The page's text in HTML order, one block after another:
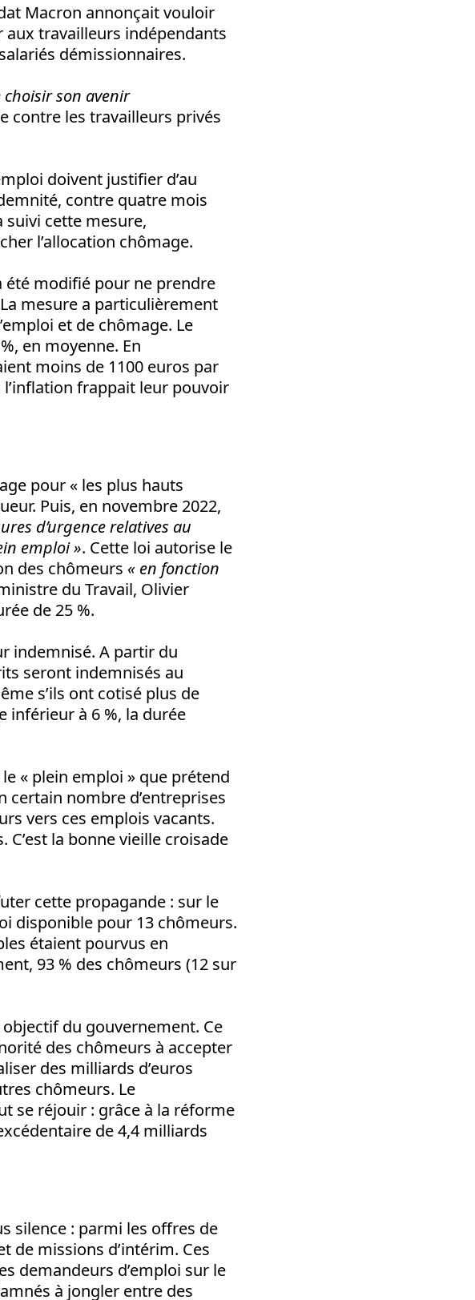
Macron annonçait vouloir
aux travailleurs indépendants
démissionnaires.
son avenir
contre les travailleurs privés
doivent justifier d’au
contre quatre mois
suivi cette mesure,
l’allocation chômage.
été modifié pour ne prendre
mesure a particulièrement
et de chômage. Le
en moyenne. En
moins de 1100 euros par
frappait leur pouvoir
pour « les plus hauts
Puis, en novembre 2022,
d’urgence relatives au
emploi ». Cette loi autorise le
des chômeurs « en fonction
du Travail, Olivier
de 25 %.
indemnisé. A partir du
seront indemnisés au
s’ils ont cotisé plus de
inférieur à 6 %, la durée
« plein emploi » que prétend
certain nombre d’entreprises
vers ces emplois vacants.
la bonne vieille croisade
cette propagande : sur le
disponible pour 13 chômeurs.
étaient pourvus en
93 % des chômeurs (12 sur
objectif du gouvernement. Ce
des chômeurs à accepter
des milliards d’euros
chômeurs. Le
se réjouir : grâce à la réforme
de 4,4 milliards
silence : parmi les offres de
de missions d’intérim. Ces
demandeurs d’emploi sur le
à jongler entre des